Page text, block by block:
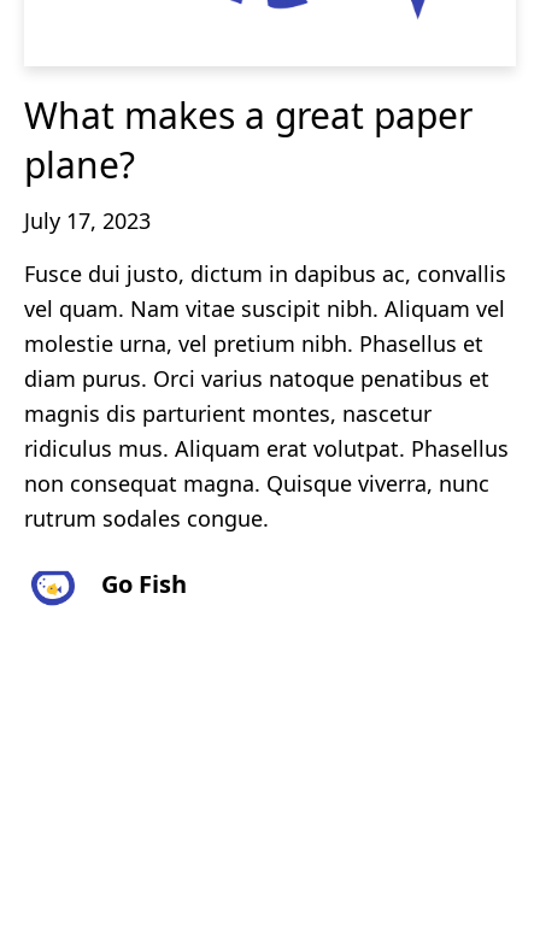
What makes a great paper
plane?
July 17, 2023
Fusce dui justo, dictum in dapibus ac, convallis
vel quam. Nam vitae suscipit nibh. Aliquam vel
molestie urna, vel pretium nibh. Phasellus et
diam purus. Orci varius natoque penatibus et
magnis dis parturient montes, nascetur
ridiculus mus. Aliquam erat volutpat. Phasellus
non consequat magna. Quisque viverra, nunc
rutrum sodales congue.
Go Fish